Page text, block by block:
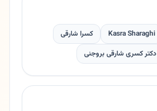
Kasra Sharaghi
کسرا شارقی
دکتر کسری شارقی بروجنی